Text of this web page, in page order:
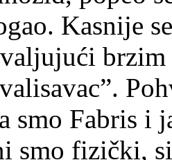
Kasnije
brzim
smo Fabris i
smo fizički,